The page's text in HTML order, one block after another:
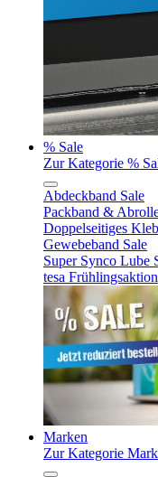
% Sale
Zur Kategorie %
Abdeckband Sale
Packband &
Doppelseitiges
Gewebeband Sale
Super Synco Lube
tesa Frühlingsaktion
Marken
Zur Kategorie